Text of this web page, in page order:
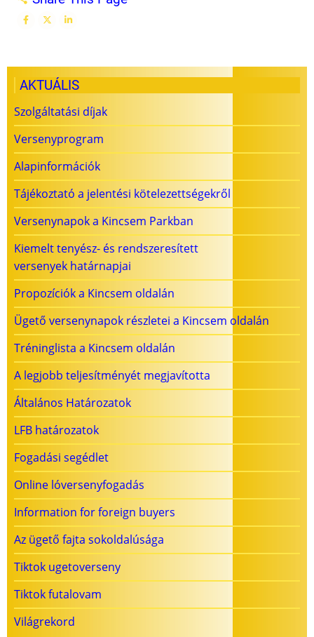
AKTUÁLIS
Szolgáltatási díjak
Versenyprogram
Alapinformációk
Tájékoztató a jelentési kötelezettségekről
Versenynapok a Kincsem Parkban
Kiemelt tenyész- és rendszeresített
versenyek határnapjai
Propozíciók a Kincsem oldalán
Ügető versenynapok részletei a Kincsem oldalán
Tréninglista a Kincsem oldalán
A legjobb teljesítményét megjavította
Általános Határozatok
LFB határozatok
Fogadási segédlet
Online lóversenyfogadás
Information for foreign buyers
Az ügető fajta sokoldalúsága
Tiktok ugetoverseny
Tiktok futalovam
Világrekord